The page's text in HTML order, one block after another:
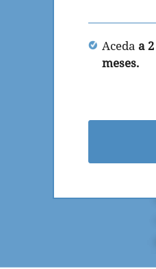
Aceda a
meses.